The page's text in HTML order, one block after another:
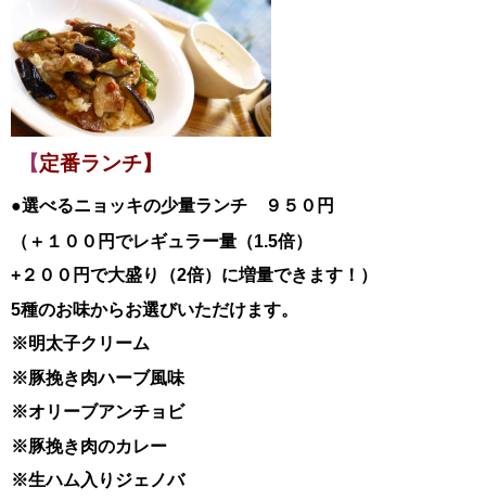
【定番ランチ】
●選べるニョッキの少量ランチ ９５０円
（＋１００円でレギュラー量（1.5倍）
+２００円で大盛り（2倍）に増量できます！）
5種のお味からお選びいただけます。
※明太子クリーム
※豚挽き肉ハーブ風味
※オリーブアンチョビ
※豚挽き肉のカレー
※生ハム入りジェノバ